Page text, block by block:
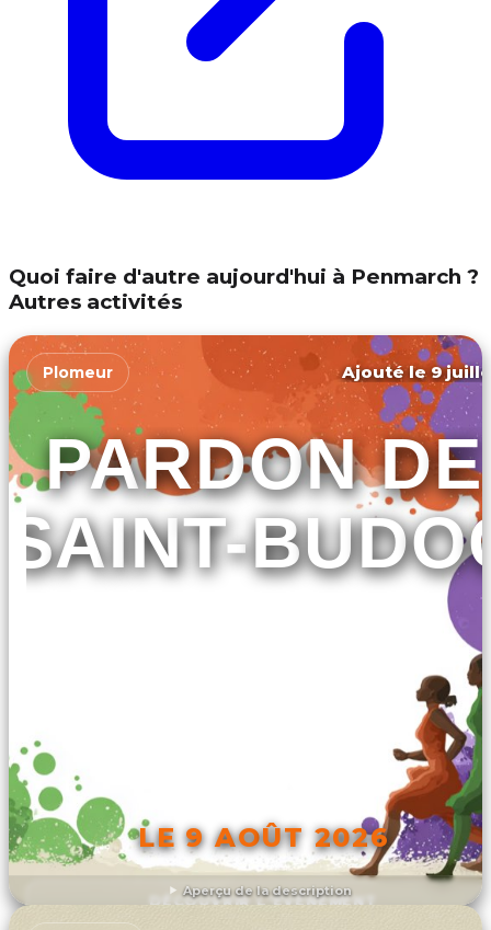
Quoi faire d'autre aujourd'hui à Penmarch ?
Autres activités
Aperçu de la description
Plomeur Ajouté le 9
PARDON DE
SAINT-
LE 9 AOÛT 2026
DÉCOUVRIR L'ÉVÉNEMENT